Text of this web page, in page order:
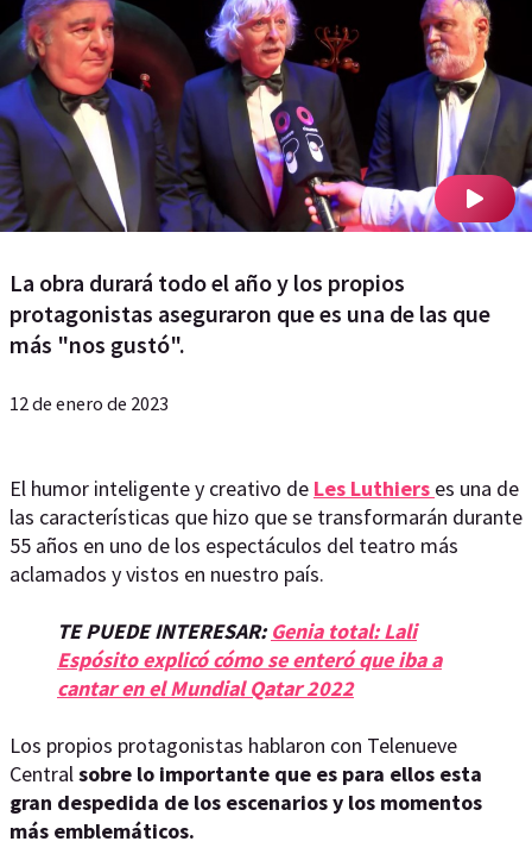
La obra durará todo el año y los propios
protagonistas aseguraron que es una de las que
más "nos gustó".
12 de enero de 2023
El humor inteligente y creativo de Les Luthiers es una de
las características que hizo que se transformarán durante
55 años en uno de los espectáculos del teatro más
aclamados y vistos en nuestro país.
TE PUEDE INTERESAR:Genia total: Lali
Espósito explicó cómo se enteró que iba a
cantar en el Mundial Qatar 2022
Los propios protagonistas hablaron con Telenueve
Centralsobre lo importante que es para ellos esta
gran despedida de los escenarios y los momentos
más emblemáticos.